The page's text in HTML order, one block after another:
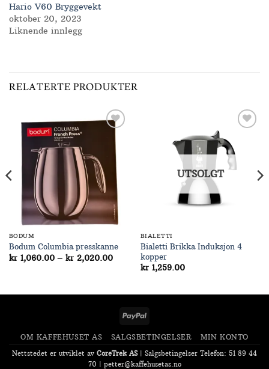
Hario V60 Bryggevekt
oktober 20, 2023
Liknende innlegg
RELATERTE PRODUKTER
Wishlist
BODUM
Bodum Columbia presskanne
kr1,060.00 – kr2,020.00Prisområde:
kr 1,060.00
Wishlist
UTSOLGT
BIALETTI
Bialetti Brikka Induksjon 4
kopper
kr1,259.00
PayPal
OM KAFFEHUSET AS SALGSBETINGELSER MIN KONTO
Nettstedet er utviklet av CoreTrek AS| Salgsbetingelser Telefon: 51 89 44
70 | petter@kaffehusetas.no